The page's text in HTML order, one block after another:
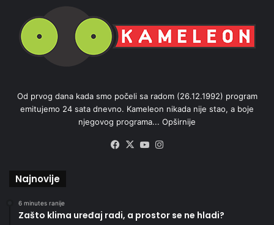
Od prvog dana kada smo počeli sa radom (26.12.1992) program
emitujemo 24 sata dnevno. Kameleon nikada nije stao, a boje
njegovog programa... Opširnije
Facebook
X YouTube
Najnovije
6 minutes ranije
Zašto klima uređaj radi, a prostor se ne hladi?